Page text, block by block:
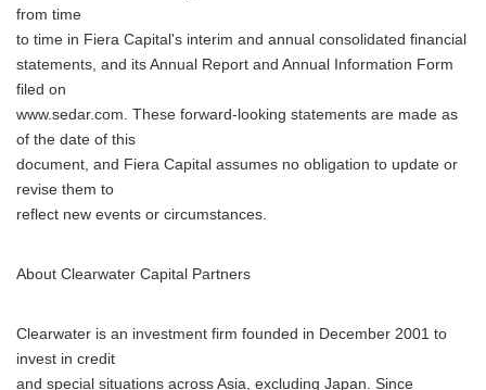
from time
to time in Fiera Capital's interim and annual consolidated financial
statements, and its Annual Report and Annual Information Form
filed on
www.sedar.com. These forward-looking statements are made as
of the date of this
document, and Fiera Capital assumes no obligation to update or
revise them to
reflect new events or circumstances.
About Clearwater Capital Partners
Clearwater is an investment firm founded in December 2001 to
invest in credit
and special situations across Asia, excluding Japan. Since